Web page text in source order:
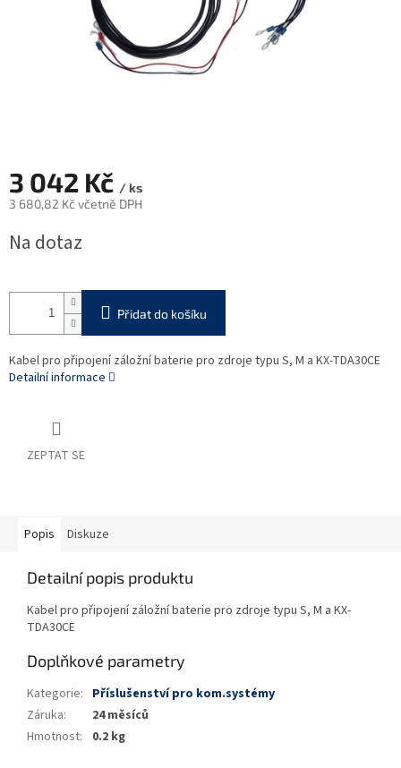
3 042 Kč / ks
3 680,82 Kč včetně DPH
cena:
Na dotaz
Přidat do košíku
Kabel pro připojení záložní baterie pro zdroje typu S, M a KX-TDA30CE
Detailní informace
ZEPTAT SE
Popis Diskuze
Detailní popis produktu
Kabel pro připojení záložní baterie pro zdroje typu S, M a KX-
TDA30CE
Doplňkové parametry
Kategorie: Příslušenství pro kom.systémy
Záruka:
24 měsíců
Hmotnost: 0.2 kg